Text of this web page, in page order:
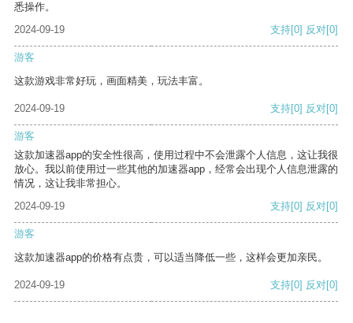
悉操作。
2024-09-19
支持[0] 反对[0]
游客
这款游戏非常好玩，画面精美，玩法丰富。
2024-09-19 支持[0] 反对[0]
游客
这款加速器app的安全性很高，使用过程中不会泄露个人信息，这让我很
放心。我以前使用过一些其他的加速器app，经常会出现个人信息泄露的
情况，这让我非常担心。
2024-09-19
支持[0] 反对[0]
游客
这款加速器app的价格有点贵，可以适当降低一些，这样会更加亲民。
2024-09-19 支持[0] 反对[0]